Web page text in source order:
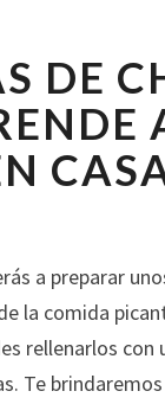
DE
a preparar
la comida
rellenarlos con
Te